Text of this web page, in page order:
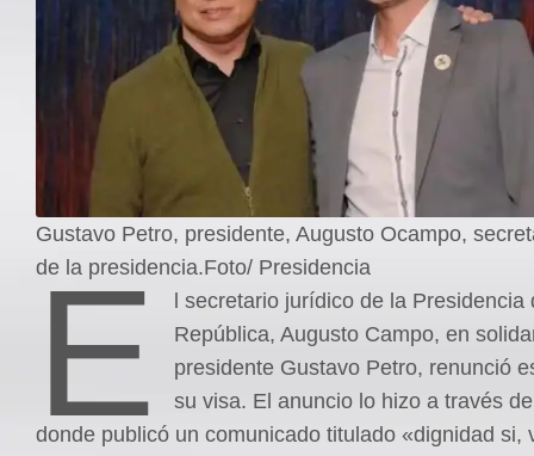
Registro ISSN: 2711-3299
Gustavo Petro, presidente, Augusto Ocampo,
de la presidencia.Foto/ Presidencia
E
l secretario jurídico de la Presidencia
República, Augusto Campo, en
presidente Gustavo Petro, renunció
su visa. El anuncio lo hizo a través
donde publicó un comunicado titulado «dignidad si,